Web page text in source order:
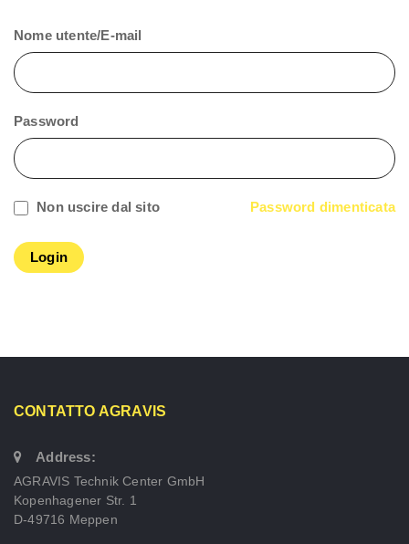
Nome utente/E-mail
Password
Non uscire dal sito Password dimenticata
Login
CONTATTO AGRAVIS
Address:
AGRAVIS Technik Center GmbH
Kopenhagener Str. 1
D-49716 Meppen